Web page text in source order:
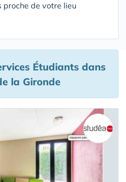
proche de votre lieu
Étudiants dans
la Gironde